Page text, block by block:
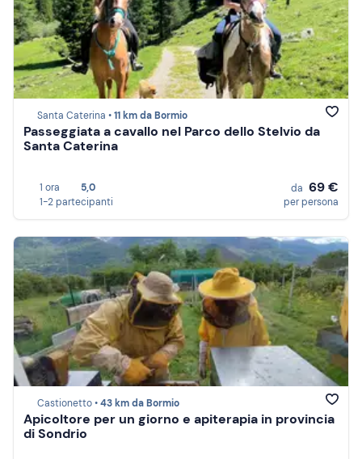
Santa Caterina •11 km da Bormio
Passeggiata a cavallo nel Parco dello Stelvio da
Santa Caterina
1 ora
5,0
1-2 partecipanti
da 69 €
per persona
Castionetto •43 km da Bormio
Apicoltore per un giorno e apiterapia in provincia
di Sondrio